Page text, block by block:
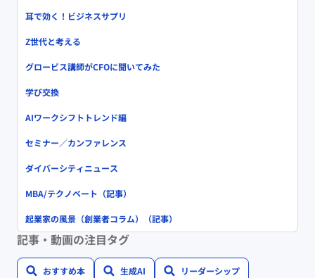
耳で効く！ビジネスサプリ
Z世代と考える
グロービス講師がCFOに聞いてみた
学び交換
AIワークシフトトレンド編
セミナー／カンファレンス
ダイバーシティニュース
MBA/テクノベート（記事）
起業家の風景（創業者コラム）（記事）
記事・動画の注目タグ
おすすめ本 生成AI リーダーシップ